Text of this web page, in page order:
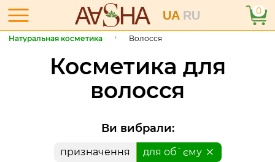
UA RU 0
Натуральная косметика Волосся
Косметика для
волосся
Ви вибрали:
призначення для об`єму